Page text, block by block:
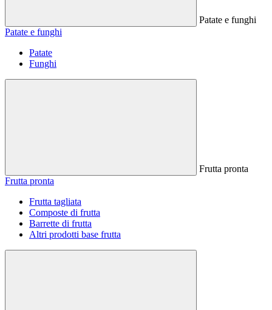
Patate e funghi
Patate e funghi
Patate
Funghi
Frutta pronta
Frutta pronta
Frutta tagliata
Composte di frutta
Barrette di frutta
Altri prodotti base frutta